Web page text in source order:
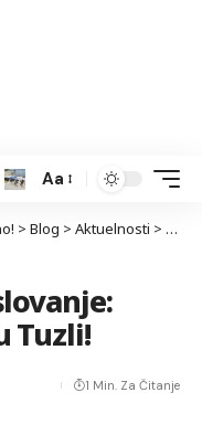
Aa
> Blog > Aktuelnosti >
Tuzli!
1 Min. Za Čitanje